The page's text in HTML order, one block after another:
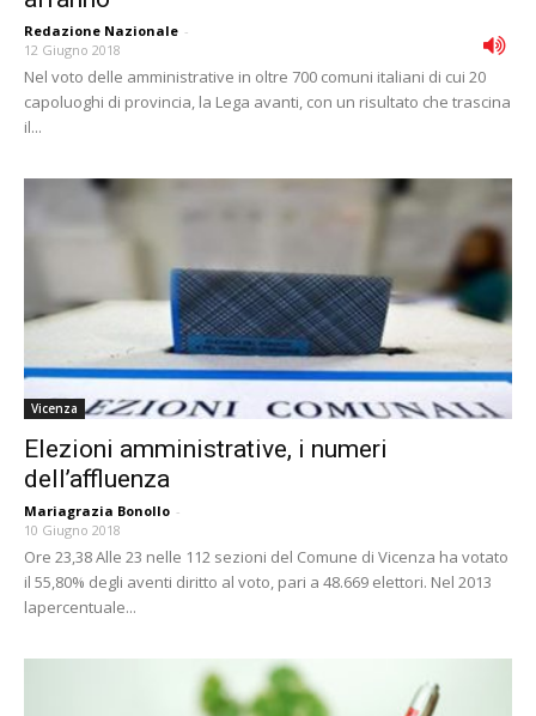
Redazione Nazionale -
12 Giugno 2018
Nel voto delle amministrative in oltre 700 comuni italiani di cui 20
capoluoghi di provincia, la Lega avanti, con un risultato che trascina
il...
Vicenza
Elezioni amministrative, i numeri
dell’affluenza
Mariagrazia Bonollo -
10 Giugno 2018
Ore 23,38 Alle 23 nelle 112 sezioni del Comune di Vicenza ha votato
il 55,80% degli aventi diritto al voto, pari a 48.669 elettori. Nel 2013
lapercentuale...